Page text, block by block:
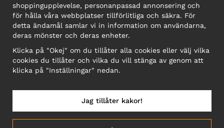
FÖRETAG
Motley Denim Europe OÜ
Narva mnt 5, EE-10117 Tallinn
Org: 12356245, Momsnummer: SE502090048501
OBS! Skicka inte varureturer till denna adress!
shoppingupplevelse, personanpassad annonsering och
för hålla våra webbplatser tillförlitliga och säkra. För
detta ändamål samlar vi in information om användarna,
deras mönster och deras enheter.
Klicka på "Okej" om du tillåter alla cookies eller välj vilka
cookies du tillåter och vilka du vill stänga av genom att
klicka på "Inställningar" nedan.
Jag tillåter kakor!